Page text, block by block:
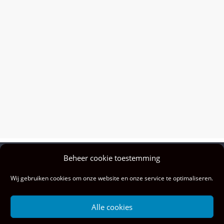
Beheer cookie toestemming
Wij gebruiken cookies om onze website en onze service te optimaliseren.
Alle cookies
gebruiken, ga je akkoord met het gebruik hiervan.